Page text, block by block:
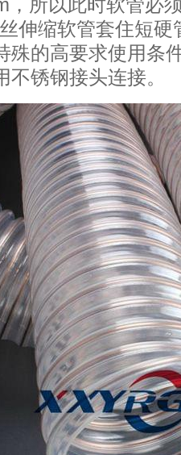
，所以此时软管必
伸缩软管套住短
殊的高要求使用条
锈钢接头连接。